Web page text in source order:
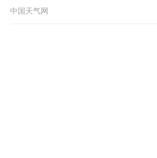
中国天气网